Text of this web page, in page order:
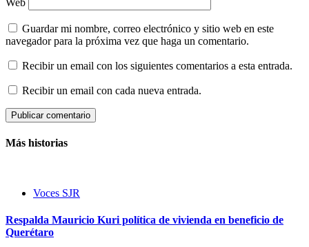
Guardar mi nombre, correo electrónico y sitio web en este
navegador para la próxima vez que haga un comentario.
Recibir un email con los siguientes comentarios a esta entrada.
Recibir un email con cada nueva entrada.
Más historias
Voces SJR
Respalda Mauricio Kuri política de vivienda en beneficio de
Querétaro